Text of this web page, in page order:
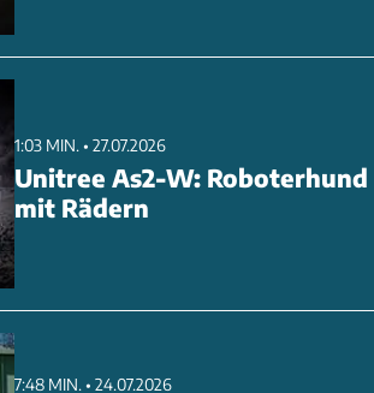
1:03 MIN. • 27.07.2026
Unitree As2-W: Roboterhund
mit Rädern
7:48 MIN. • 24.07.2026